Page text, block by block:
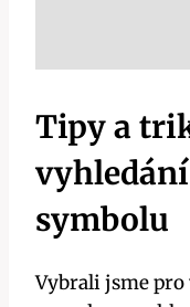
Tipy a
symbolu
Vybrali jsme